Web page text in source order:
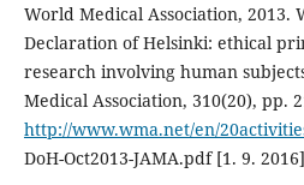
World Medical Association, 2013.
Declaration of Helsinki: ethical
research involving human
Medical Association, 310(20), pp.
http://www.wma.net/en/
DoH-Oct2013-JAMA.pdf [1. 9.